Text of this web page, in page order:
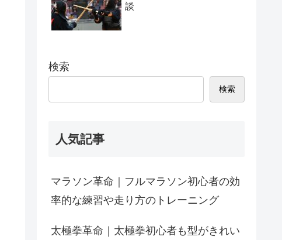
談
検索
検索
人気記事
マラソン革命｜フルマラソン初心者の効
率的な練習や走り方のトレーニング
太極拳革命｜太極拳初心者も型がきれい